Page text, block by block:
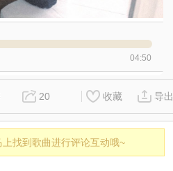
04:50
20 收藏 导出
上找到歌曲进行评论互动哦~